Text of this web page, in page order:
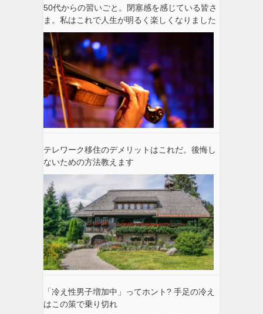
50代からの習いごと。閉塞感を感じている皆さ
ま。私はこれで人生が明るく楽しくなりました
テレワーク移住のデメリットはこれだ。後悔し
ないための方法教えます
「冷え性男子増加中」ってホント? 手足の冷え
はこの策で乗り切れ